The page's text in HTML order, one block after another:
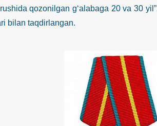
qozonilgan g‘alabaga 20 va 30
bilan taqdirlangan.